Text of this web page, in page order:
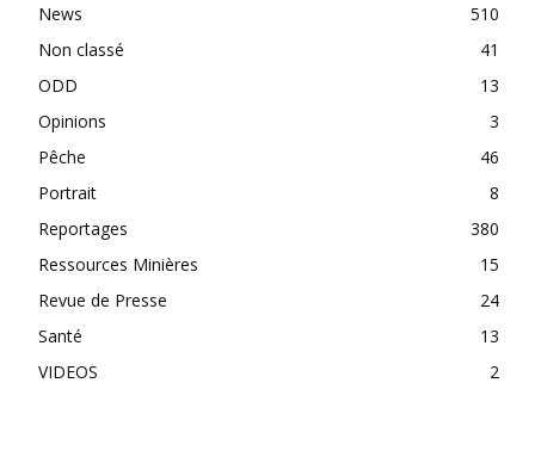
News
510
Non classé
41
ODD
13
Opinions
3
Pêche
46
Portrait
8
Reportages
380
Ressources Minières
15
Revue de Presse
24
Santé
13
VIDEOS
2